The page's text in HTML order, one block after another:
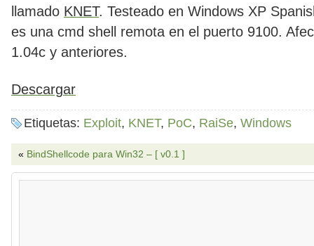
llamado KNET. Testeado en Windows XP
es una cmd shell remota en el puerto 9100.
1.04c y anteriores.
Descargar
Etiquetas: Exploit, KNET, PoC, RaiSe, Windows
« BindShellcode para Win32 – [ v0.1 ]